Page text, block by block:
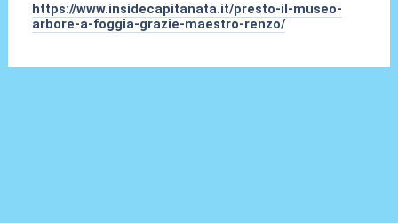
https://www.insidecapitanata.it/presto-il-museo-
arbore-a-foggia-grazie-maestro-renzo/